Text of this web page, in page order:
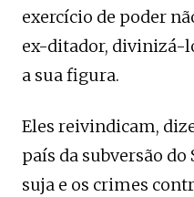
exercício de poder
ex-ditador, divinizá-
a sua figura.
Eles reivindicam,
país da subversão
suja e os crimes